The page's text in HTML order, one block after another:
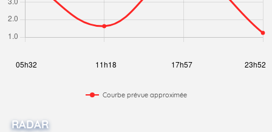
Courbe prévue approximée
RADAR